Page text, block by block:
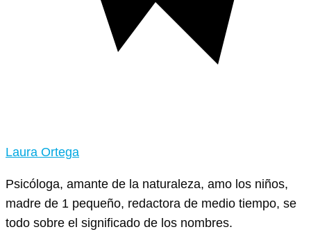
Laura Ortega
Psicóloga, amante de la naturaleza, amo los niños,
madre de 1 pequeño, redactora de medio tiempo, se
todo sobre el significado de los nombres.